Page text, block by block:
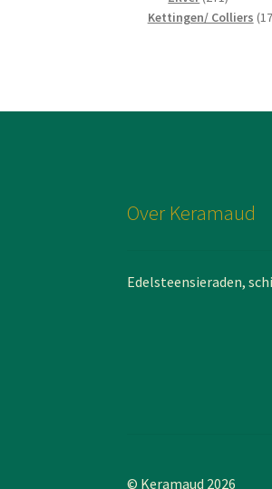
Kettingen/ Colliers
Over Keramaud
Edelsteensieraden,
© Keramaud 2026